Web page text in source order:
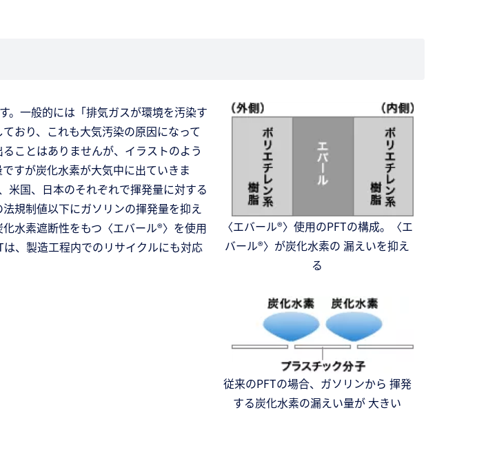
。一般的には「排気ガスが環境を汚染す
おり、これも大気汚染の原因になって
ことはありませんが、イラストのよう
すが炭化水素が大気中に出ていきま
米国、日本のそれぞれで揮発量に対する
規制値以下にガソリンの揮発量を抑え
水素遮断性をもつ〈エバール®〉を使用
、製造工程内でのリサイクルにも対応
〈エバール®〉使用のPFTの構成。〈エ
バール®〉が炭化水素の 漏えいを抑え
る
従来のPFTの場合、ガソリンから 揮発
する炭化水素の漏えい量が 大きい